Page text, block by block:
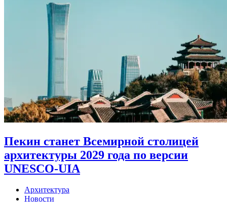
Пекин станет Всемирной столицей
архитектуры 2029 года по версии
UNESCO-UIA
Архитектура
Новости